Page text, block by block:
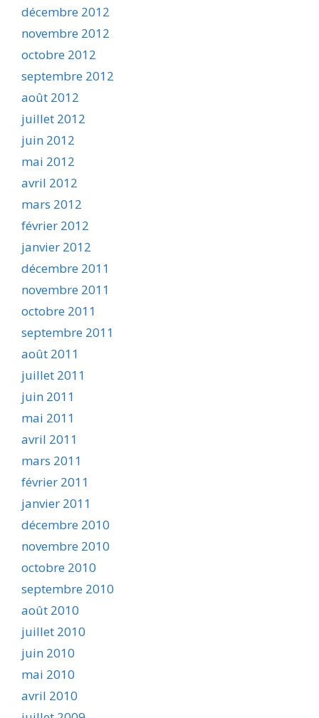
décembre 2012
novembre 2012
octobre 2012
septembre 2012
août 2012
juillet 2012
juin 2012
mai 2012
avril 2012
mars 2012
février 2012
janvier 2012
décembre 2011
novembre 2011
octobre 2011
septembre 2011
août 2011
juillet 2011
juin 2011
mai 2011
avril 2011
mars 2011
février 2011
janvier 2011
décembre 2010
novembre 2010
octobre 2010
septembre 2010
août 2010
juillet 2010
juin 2010
mai 2010
avril 2010